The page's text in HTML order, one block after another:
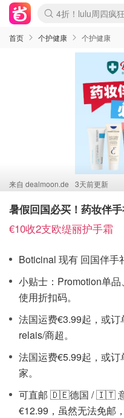
Boticinal 夏促开抢
4折！lulu周四疯
还没结束！
Joybuy变相75折
速领！Stanley独
疑似霸哥！
Zalando 奥莱闪促
Moncler反季囤！
Coach Brooklyn仅
首页 个护健康 个护健康
来自 dealmoon.de 3天前更新
暑假回国必买！药妆伴
€10收2支欧缇丽护手霜
Boticinal 现有 回国伴手
小贴士：Promotion单
使用折扣码。
法国运费€3.99起，或
relais/商超。
法国运费€5.99起，或
家。
可直邮 🇩🇪德国 / 🇮🇹
€12.99，虽然无法免邮